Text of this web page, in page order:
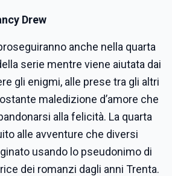
Drew
anche nella quarta
serie mentre viene aiutata dai
gli enigmi, alle prese tra gli altri
maledizione d’amore che
alla felicità. La quarta
alle avventure che diversi
usando lo pseudonimo di
dei romanzi dagli anni Trenta.